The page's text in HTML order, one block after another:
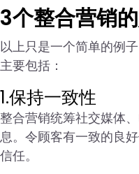
3个整合营销
以上只是一个简单的例
主要包括：
1.保持一致性
整合营销统筹社交媒体
息。令顾客有一致的良
信任。